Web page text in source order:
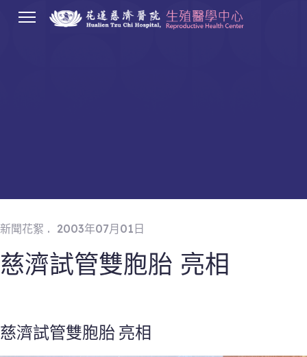
新聞花絮 2003年07月01日
慈濟試管雙胞胎 亮相
慈濟試管雙胞胎 亮相